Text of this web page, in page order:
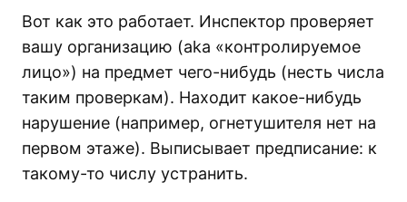
Вот как это работает. Инспектор проверяет
вашу организацию (aka «контролируемое
лицо») на предмет чего-нибудь (несть числа
таким проверкам). Находит какое-нибудь
нарушение (например, огнетушителя нет на
первом этаже). Выписывает предписание: к
такому-то числу устранить.